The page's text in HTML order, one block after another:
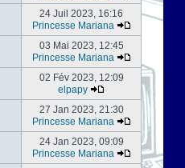
24 Juil 2023, 16:16
Princesse Mariana
03 Mai 2023, 12:45
Princesse Mariana
02 Fév 2023, 12:09
elpapy
27 Jan 2023, 21:30
Princesse Mariana
24 Jan 2023, 09:09
Princesse Mariana